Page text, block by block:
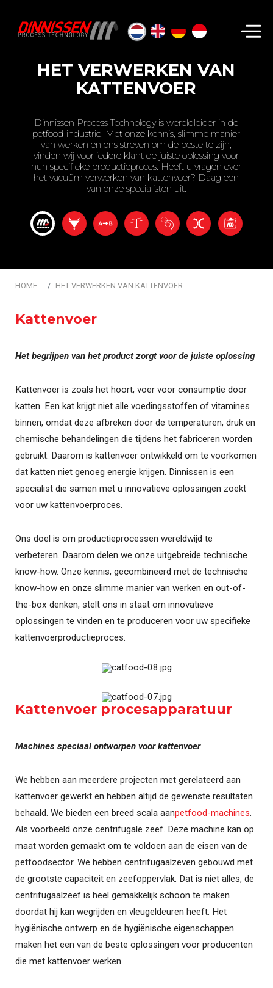
HET VERWERKEN VAN
KATTENVOER
Dinnissen Process Technology is wereldleider in de
petfood-industrie. Met onze kennis, slimme manier
van werken en ons streven om de beste te zijn,
vinden wij voor iedere klant de juiste oplossing voor
hun specifieke productieproces. Heeft u vragen over
het vacuüm verwerken van kattenvoer? Daag een
van onze specialisten uit.
HOME HET VERWERKEN VAN KATTENVOER
Kattenvoer
Het begrijpen van het product zorgt voor de juiste oplossing
Kattenvoer is zoals het hoort, voer voor consumptie door
katten. Een kat krijgt niet alle voedingsstoffen of vitamines
binnen, omdat deze afbreken door de temperaturen, druk en
chemische behandelingen die tijdens het fabriceren worden
gebruikt. Daarom is kattenvoer ontwikkeld om te voorkomen
dat katten niet genoeg energie krijgen. Dinnissen is een
specialist die samen met u innovatieve oplossingen zoekt
voor uw kattenvoerproces.
Ons doel is om productieprocessen wereldwijd te
verbeteren. Daarom delen we onze uitgebreide technische
know-how. Onze kennis, gecombineerd met de technische
know-how en onze slimme manier van werken en out-of-
the-box denken, stelt ons in staat om innovatieve
oplossingen te vinden en te produceren voor uw specifieke
kattenvoerproductieproces.
Kattenvoer procesapparatuur
Machines speciaal ontworpen voor kattenvoer
We hebben aan meerdere projecten met gerelateerd aan
kattenvoer gewerkt en hebben altijd de gewenste resultaten
behaald. We bieden een breed scala aanpetfood-machines
Als voorbeeld onze centrifugale zeef. Deze machine kan op
maat worden gemaakt om te voldoen aan de eisen van de
petfoodsector. We hebben centrifugaalzeven gebouwd met
de grootste capaciteit en zeefoppervlak. Dat is niet alles, de
centrifugaalzeef is heel gemakkelijk schoon te maken
doordat hij kan wegrijden en vleugeldeuren heeft. Het
hygiënische ontwerp en de hygiënische eigenschappen
maken het een van de beste oplossingen voor producenten
die met kattenvoer werken.